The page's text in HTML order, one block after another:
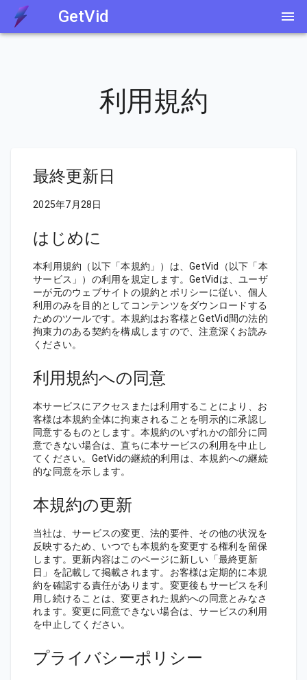
GetVid
利用規約
最終更新日
2025年7月28日
はじめに
本利用規約（以下「本規約」）は、GetVid（以下「本
サービス」）の利用を規定します。GetVidは、ユーザ
ーが元のウェブサイトの規約とポリシーに従い、個人
利用のみを目的としてコンテンツをダウンロードする
ためのツールです。本規約はお客様とGetVid間の法的
拘束力のある契約を構成しますので、注意深くお読み
ください。
利用規約への同意
本サービスにアクセスまたは利用することにより、お
客様は本規約全体に拘束されることを明示的に承認し
同意するものとします。本規約のいずれかの部分に同
意できない場合は、直ちに本サービスの利用を中止し
てください。GetVidの継続的利用は、本規約への継続
的な同意を示します。
本規約の更新
当社は、サービスの変更、法的要件、その他の状況を
反映するため、いつでも本規約を変更する権利を留保
します。更新内容はこのページに新しい「最終更新
日」を記載して掲載されます。お客様は定期的に本規
約を確認する責任があります。変更後もサービスを利
用し続けることは、変更された規約への同意とみなさ
れます。変更に同意できない場合は、サービスの利用
を中止してください。
プライバシーポリシー